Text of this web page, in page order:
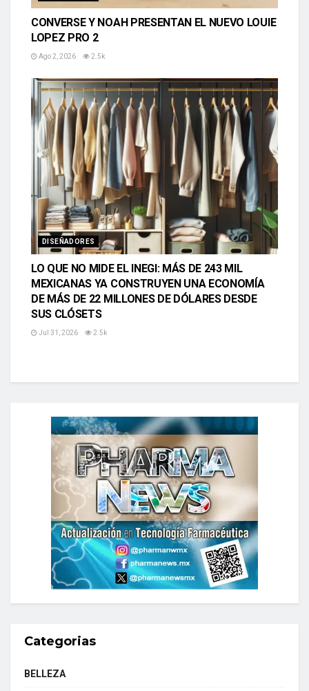
CONVERSE Y NOAH PRESENTAN EL NUEVO LOUIE
LOPEZ PRO 2
Ago 2, 2026 2.5k
DISEÑADORES
LO QUE NO MIDE EL INEGI: MÁS DE 243 MIL
MEXICANAS YA CONSTRUYEN UNA ECONOMÍA
DE MÁS DE 22 MILLONES DE DÓLARES DESDE
SUS CLÓSETS
Jul 31, 2026 2.5k
Categorias
BELLEZA